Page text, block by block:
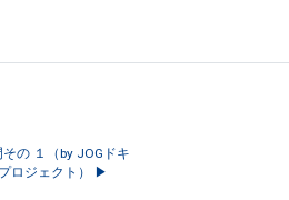
の １（by JOGドキ
ロジェクト） ▶︎